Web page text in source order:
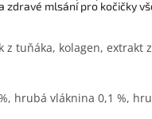
zdravé mlsání pro kočičky
z tuňáka, kolagen, extrakt
hrubá vláknina 0,1 %,